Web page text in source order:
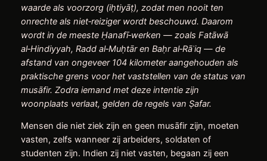
waarde als voorzorg (iḥtiyāṭ), zodat men nooit ten
onrechte als niet‑reiziger wordt beschouwd. Daarom
wordt in de meeste Ḥanafī‑werken —zoals Fatāwā
al‑Hindiyyah, Radd al‑Muḥtār en Baḥr al‑Rāʾiq —de
afstand van ongeveer 104 kilometer aangehouden als
praktische grens voor het vaststellen van de status van
musāfir. Zodra iemand met deze intentie zijn
woonplaats verlaat, gelden de regels van Ṣafar.
Mensen die niet ziek zijn en geen musāfir zijn, moeten
vasten, zelfs wanneer zij arbeiders, soldaten of
studenten zijn. Indien zij niet vasten, begaan zij een